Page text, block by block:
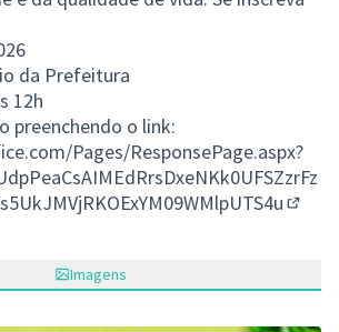
da Prefeitura
12h
preenchendo o link:
Pages/ResponsePage.aspx?
Imagens